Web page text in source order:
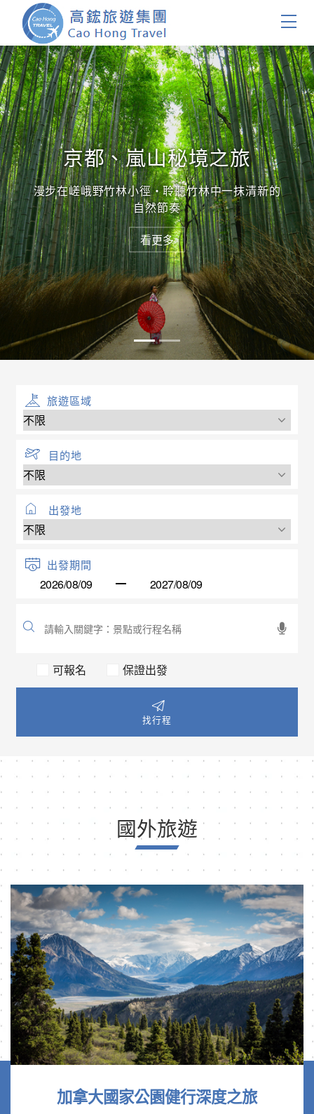
首頁
團體旅遊
國內旅遊
證件簽證
關於我們
客製服務
會員登入
京都、嵐山秘境之旅
漫步在嵯峨野竹林小徑・聆聽竹林中一抹清新的
自然節奏
看更多
看更多
旅遊區域
目的地
出發地
出發期間
可報名 保證出發
找行程
國外旅遊
加拿大國家公園健行深度之旅